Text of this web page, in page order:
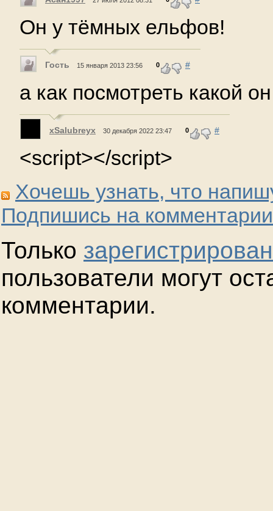
Он у тёмных ельфов!
Гость 15 января 2013 23:56 0 #
а как посмотреть какой
xSalubreyx 30 декабря 2022 23:47 0 #
<script></script>
Хочешь узнать, что
Подпишись на
Только
пользователи могут
комментарии.